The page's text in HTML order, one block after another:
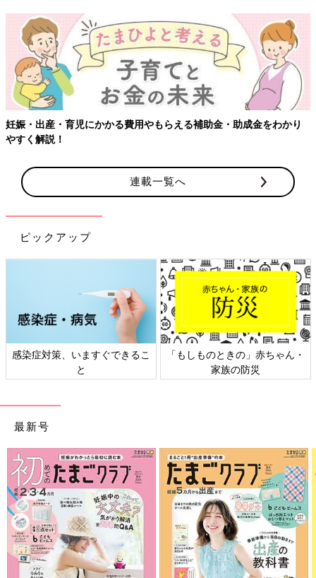
妊娠・出産・育児にかかる費用やもらえる補助金・助成金をわかり
やすく解説！
連載一覧へ
ピックアップ
感染症対策、いますぐできるこ
と
「もしものときの」赤ちゃん・
家族の防災
最新号